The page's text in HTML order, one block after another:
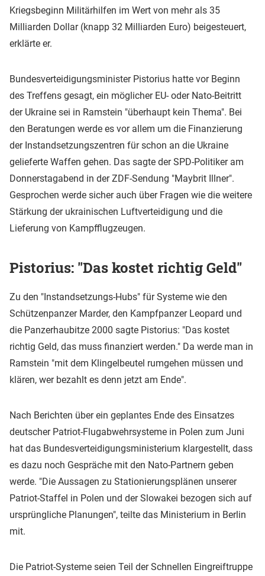
Kriegsbeginn Militärhilfen im Wert von mehr als 35
Milliarden Dollar (knapp 32 Milliarden Euro) beigesteuert,
erklärte er.
Bundesverteidigungsminister Pistorius hatte vor Beginn
des Treffens gesagt, ein möglicher EU- oder Nato-Beitritt
der Ukraine sei in Ramstein "überhaupt kein Thema". Bei
den Beratungen werde es vor allem um die Finanzierung
der Instandsetzungszentren für schon an die Ukraine
gelieferte Waffen gehen. Das sagte der SPD-Politiker am
Donnerstagabend in der ZDF-Sendung "Maybrit Illner".
Gesprochen werde sicher auch über Fragen wie die weitere
Stärkung der ukrainischen Luftverteidigung und die
Lieferung von Kampfflugzeugen.
Pistorius: "Das kostet richtig Geld"
Zu den "Instandsetzungs-Hubs" für Systeme wie den
Schützenpanzer Marder, den Kampfpanzer Leopard und
die Panzerhaubitze 2000 sagte Pistorius: "Das kostet
richtig Geld, das muss finanziert werden." Da werde man in
Ramstein "mit dem Klingelbeutel rumgehen müssen und
klären, wer bezahlt es denn jetzt am Ende".
Nach Berichten über ein geplantes Ende des Einsatzes
deutscher Patriot-Flugabwehrsysteme in Polen zum Juni
hat das Bundesverteidigungsministerium klargestellt, dass
es dazu noch Gespräche mit den Nato-Partnern geben
werde. "Die Aussagen zu Stationierungsplänen unserer
Patriot-Staffel in Polen und der Slowakei bezogen sich auf
ursprüngliche Planungen", teilte das Ministerium in Berlin
mit.
Die Patriot-Systeme seien Teil der Schnellen Eingreiftruppe